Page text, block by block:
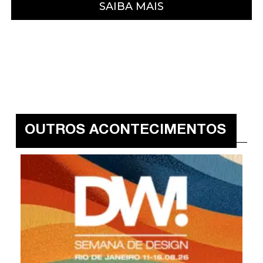
SAIBA MAIS
OUTROS ACONTECIMENTOS